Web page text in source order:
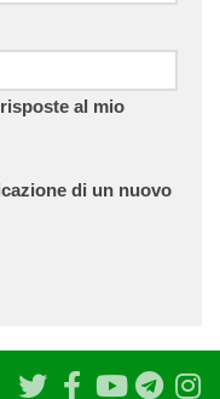
al mio
di un nuovo